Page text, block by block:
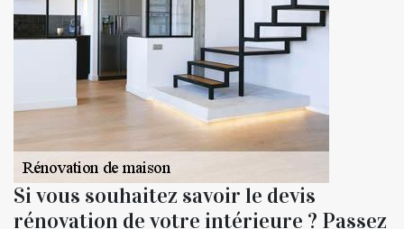
Si vous souhaitez savoir le devis
rénovation de votre intérieure ? Passez